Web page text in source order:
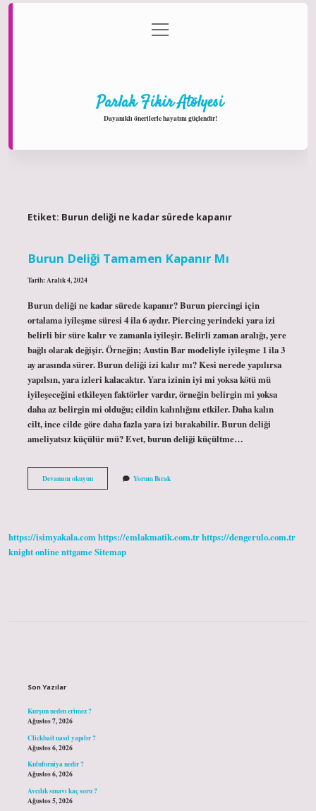
Gizlilik Politikası
menüyü
aç
Parlak Fikir Atölyesi
Dayanıklı önerilerle hayatını güçlendir!
Etiket: Burun deliği ne kadar sürede kapanır
Burun Deliği Tamamen Kapanır Mı
Tarih: Aralık 4, 2024
Burun deliği ne kadar sürede kapanır? Burun piercingi için
ortalama iyileşme süresi 4 ila 6 aydır. Piercing yerindeki yara izi
belirli bir süre kalır ve zamanla iyileşir. Belirli zaman aralığı, yere
bağlı olarak değişir. Örneğin; Austin Bar modeliyle iyileşme 1 ila 3
ay arasında sürer. Burun deliği izi kalır mı? Kesi nerede yapılırsa
yapılsın, yara izleri kalacaktır. Yara izinin iyi mi yoksa kötü mü
iyileşeceğini etkileyen faktörler vardır, örneğin belirgin mi yoksa
daha az belirgin mi olduğu; cildin kalınlığını etkiler. Daha kalın
cilt, ince cilde göre daha fazla yara izi bırakabilir. Burun deliği
ameliyatsız küçülür mü? Evet, burun deliği küçültme…
Devamını okuyunBurun
Deliği
Yorum Bırak
https://isimyakala.comhttps://emlakmatik.com.trhttps://dengerulo.com.tr
knight onlinenttgameSitemap
Son Yazılar
Kurşun neden erimez ?
Ağustos 7, 2026
Clickbait nasıl yapılır ?
Ağustos 6, 2026
Kuluforniya nedir ?
Ağustos 6, 2026
Avcılık sınavı kaç soru ?
Ağustos 5, 2026